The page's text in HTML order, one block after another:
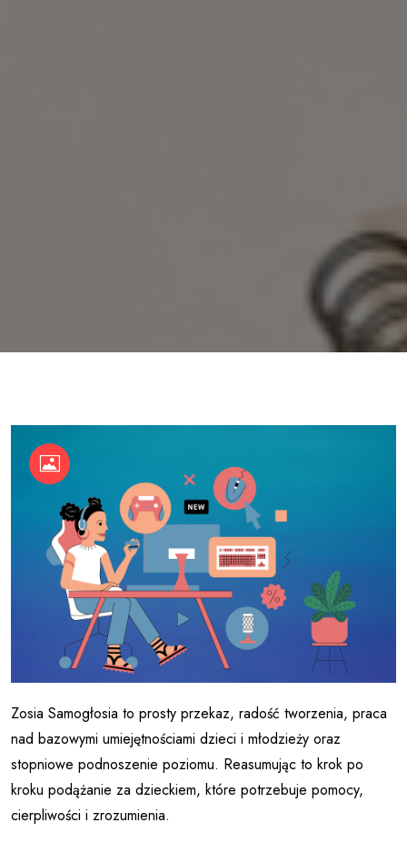
Zosia Samogłosia to prosty przekaz, radość tworzenia, praca
nad bazowymi umiejętnościami dzieci i młodzieży oraz
stopniowe podnoszenie poziomu. Reasumując to krok po
kroku podążanie za dzieckiem, które potrzebuje pomocy,
cierpliwości i zrozumienia.